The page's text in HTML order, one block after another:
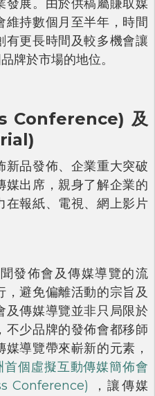
發展。由於供稿屬賺取媒
持數個月至半年，時間
有更長時間及較多機會讓
牌於市場的地位。
Conference) 及
新品發佈、企業重大突破
媒出席，親身了解企業的
在報紙、電視、網上影片
發佈會及傳媒導覽的流
，避免偏離活動的宗旨及
及傳媒導覽並非只局限於
不少品牌的發佈會都移師
導覽帶來嶄新的元素，
個虛擬互動傳媒簡佈會
Conference) ，讓傳媒